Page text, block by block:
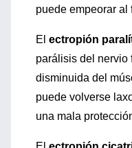
puede empeorar al
El ectropión
parálisis del nervio
disminuida del
puede volverse
una mala